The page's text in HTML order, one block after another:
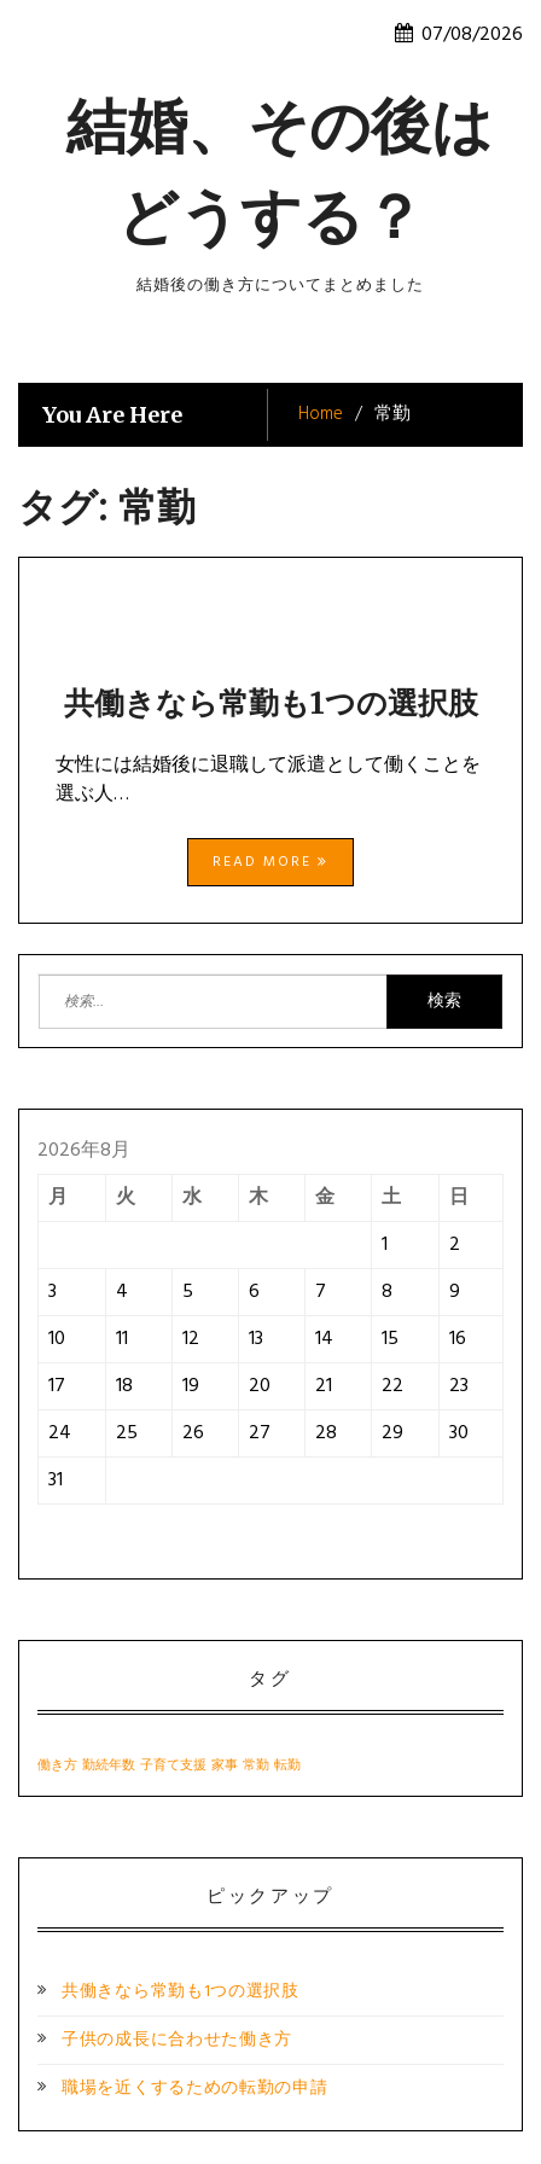
07/08/2026
結婚、その後は
どうする？
結婚後の働き方についてまとめました
You Are Here Home 常勤
タグ: 常勤
共働きなら常勤も1つの選択肢
女性には結婚後に退職して派遣として働くことを
選ぶ人…
READ MORE
検
2026年8月
月
火 水 木 金 土
日
1
2
3
4 5 6 7 8
9
10
11 12 13 14 15
16
17
18 19 20 21 22
23
24
25 26 27 28 29
30
31
タグ
働き方 勤続年数 子育て支援 家事 常勤 転勤
ピックアップ
共働きなら常勤も1つの選択肢
子供の成長に合わせた働き方
職場を近くするための転勤の申請